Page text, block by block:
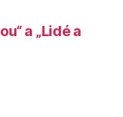
a „Lidé a